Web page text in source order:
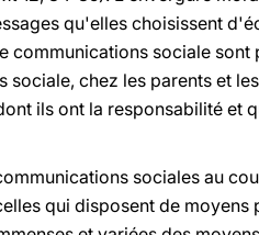
qu'elles choisissent
communications sociale
chez les parents et
ils ont la responsabilité et
sociales au
qui disposent de moyens